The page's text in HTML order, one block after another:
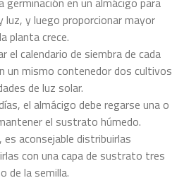
luz, y luego proporcionar mayor
planta crece.
el calendario de siembra de cada
un mismo contenedor dos cultivos
de luz solar.
el almácigo debe regarse una o
el sustrato húmedo.
aconsejable distribuirlas
con una capa de sustrato tres
de la semilla.